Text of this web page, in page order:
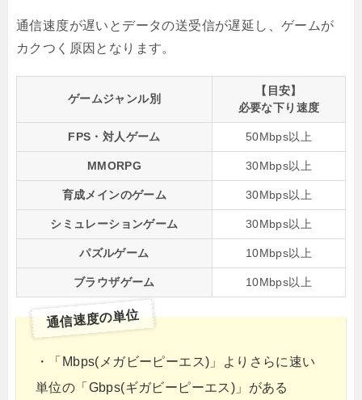
通信速度が遅いとデータの送受信が遅延し、ゲームが
カクつく原因となります。
ゲームジャンル別
【目安】
必要な下り速度
FPS・対人ゲーム 50Mbps以上
MMORPG 30Mbps以上
育成メインのゲーム 30Mbps以上
シミュレーションゲーム 30Mbps以上
パズルゲーム 10Mbps以上
ブラウザゲーム 10Mbps以上
通信速度の単位
・「Mbps(メガビーピーエス)」よりさらに速い
単位の「Gbps(ギガビーピーエス)」がある